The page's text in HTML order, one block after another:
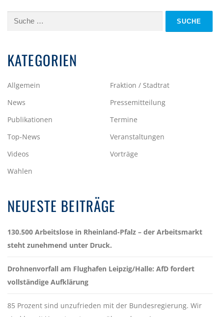
Suche
KATEGORIEN
Allgemein
Fraktion / Stadtrat
News
Pressemitteilung
Publikationen
Termine
Top-News
Veranstaltungen
Videos
Vorträge
Wahlen
NEUESTE BEITRÄGE
130.500 Arbeitslose in Rheinland-Pfalz – der Arbeitsmarkt
steht zunehmend unter Druck.
Drohnenvorfall am Flughafen Leipzig/Halle: AfD fordert
vollständige Aufklärung
85 Prozent sind unzufrieden mit der Bundesregierung. Wir